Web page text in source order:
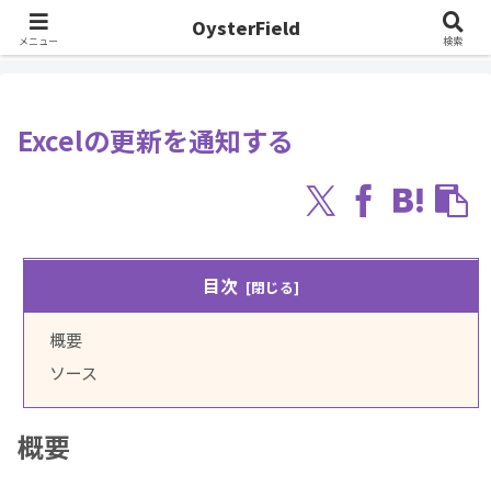
ホーム Excel VBA Excelの更新を通知する
Excelの更新を通知する
目次
概要
ソース
概要
メニュー
OysterField
検索